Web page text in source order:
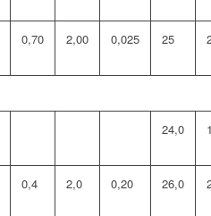
0,70 2,00 0,025 25
24,0
0,4 2,0 0,20 26,0